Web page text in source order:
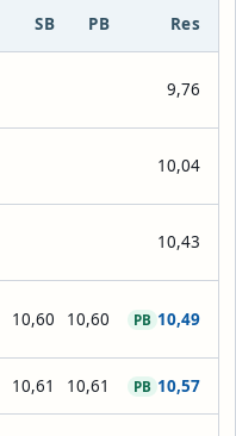
SB PB Res
9,76
10,04
10,43
10,60 10,60 10,49
PB
10,61 10,61 10,57
PB